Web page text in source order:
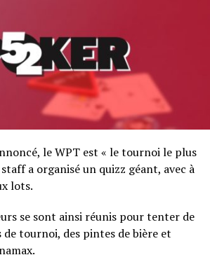
le WPT est « le tournoi le plus
a organisé un quizz géant, avec à
lots.
se sont ainsi réunis pour tenter de
de tournoi, des pintes de bière et